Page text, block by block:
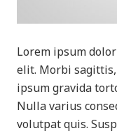
Lorem ipsum
elit. Morbi
ipsum gravida
Nulla varius
volutpat quis.